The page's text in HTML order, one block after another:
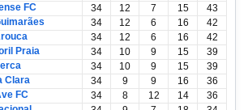
FC 34 12 7 15
43
34 12 6 16
42
34 12 6 16
42
Praia 34 10 9 15
39
34 10 9 15
39
Clara 34 9 9 16
36
FC 34 8 12 14
36